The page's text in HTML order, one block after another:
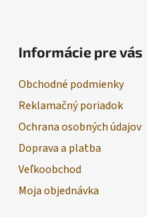
Informácie pre vás
Obchodné podmienky
Reklamačný poriadok
Ochrana osobných údajov
Doprava a platba
Veľkoobchod
Moja objednávka